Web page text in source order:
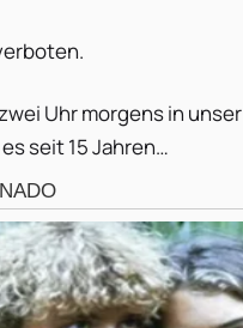
Uhr morgens in unser
seit 15 Jahren…